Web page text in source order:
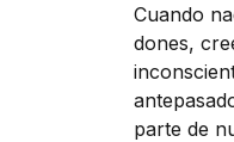
Cuando
dones,
parte de